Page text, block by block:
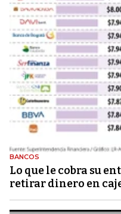
BANCOS
Lo que le cobra su
retirar dinero en